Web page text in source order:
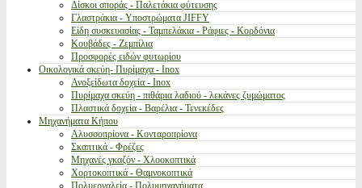
Δίσκοι σποράς - Παλετάκια φύτευσης
Γλαστράκια - Υποστρώματα JIFFY
Είδη συσκευασίας - Ταμπελάκια - Ράφιες - Κορδόνια
Κουβάδες - Ζεμπίλια
Προσφορές ειδών φυτωρίου
Οικολογικά σκεύη- Πυρίμαχα - Inox
Ανοξείδωτα δοχεία - Inox
Πυρίμαχα σκεύη - πιθάρια λαδιού - λεκάνες ζυμώματος
Πλαστικά δοχεία - Βαρέλια - Τενεκέδες
Μηχανήματα Κήπου
Αλυσσοπρίονα - Κονταροπρίονα
Σκαπτικά - Φρέζες
Μηχανές γκαζόν - Χλοοκοπτικά
Χορτοκοπτικά - Θαμνοκοπτικά
Πολυεργαλεία - Πολυμηχανήματα